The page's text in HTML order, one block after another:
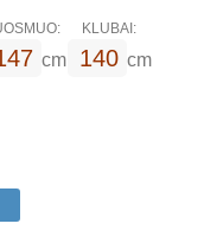
KLUBAI:
cm 140 cm